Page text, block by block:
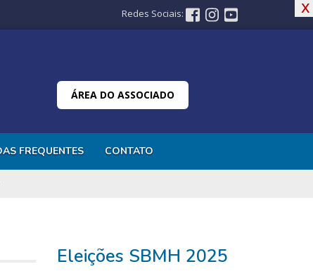
Redes Sociais:
ÁREA DO ASSOCIADO
FREQUENTES CONTATO
Eleições SBMH 2025
x
x